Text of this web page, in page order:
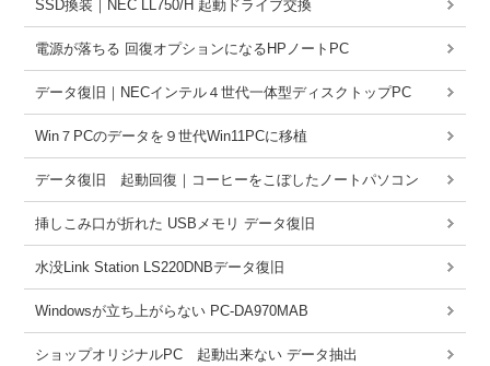
SSD換装｜NEC LL750/H 起動ドライブ交換
電源が落ちる 回復オプションになるHPノートPC
データ復旧｜NECインテル４世代一体型ディスクトップPC
Win７PCのデータを９世代Win11PCに移植
データ復旧 起動回復｜コーヒーをこぼしたノートパソコン
挿しこみ口が折れた USBメモリ データ復旧
水没Link Station LS220DNBデータ復旧
Windowsが立ち上がらない PC-DA970MAB
ショップオリジナルPC 起動出来ない データ抽出